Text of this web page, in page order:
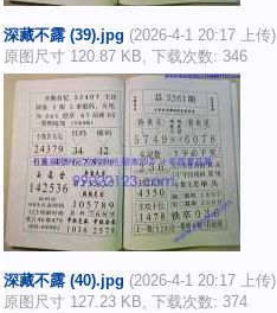
深藏不露 (39).jpg (2026-4-1 20:17 上传)
原图尺寸 120.87 KB, 下载次数: 346
深藏不露 (40).jpg (2026-4-1 20:17 上传)
原图尺寸 127.23 KB, 下载次数: 374